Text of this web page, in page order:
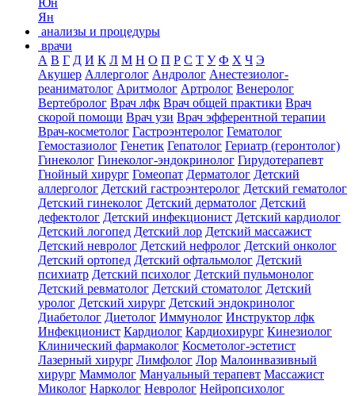
Юн
Ян
анализы и процедуры
врачи
А В Г Д И К Л М Н О П Р С Т У Ф Х Ч Э
Акушер Аллерголог Андролог Анестезиолог-
реаниматолог Аритмолог Артролог Венеролог
Вертебролог Врач лфк Врач общей практики Врач
скорой помощи Врач узи Врач эфферентной терапии
Врач-косметолог Гастроэнтеролог Гематолог
Гемостазиолог Генетик Гепатолог Гериатр (геронтолог)
Гинеколог Гинеколог-эндокринолог Гирудотерапевт
Гнойный хирург Гомеопат Дерматолог Детский
аллерголог Детский гастроэнтеролог Детский гематолог
Детский гинеколог Детский дерматолог Детский
дефектолог Детский инфекционист Детский кардиолог
Детский логопед Детский лор Детский массажист
Детский невролог Детский нефролог Детский онколог
Детский ортопед Детский офтальмолог Детский
психиатр Детский психолог Детский пульмонолог
Детский ревматолог Детский стоматолог Детский
уролог Детский хирург Детский эндокринолог
Диабетолог Диетолог Иммунолог Инструктор лфк
Инфекционист Кардиолог Кардиохирург Кинезиолог
Клинический фармаколог Косметолог-эстетист
Лазерный хирург Лимфолог Лор Малоинвазивный
хирург Маммолог Мануальный терапевт Массажист
Миколог Нарколог Невролог Нейропсихолог